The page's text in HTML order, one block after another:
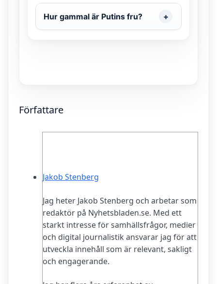
Hur gammal är Putins fru?
Författare
Jakob Stenberg
Jag heter Jakob Stenberg och arbetar som
redaktör på Nyhetsbladen.se. Med ett
starkt intresse för samhällsfrågor, medier
och digital journalistik ansvarar jag för att
utveckla innehåll som är relevant, sakligt
och engagerande.